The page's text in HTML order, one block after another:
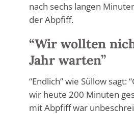
nach sechs langen
der Abpfiff.
“Wir wollten
Jahr warten”
“Endlich” wie Süllow sagt:
wir heute 200 Minuten
mit Abpfiff war